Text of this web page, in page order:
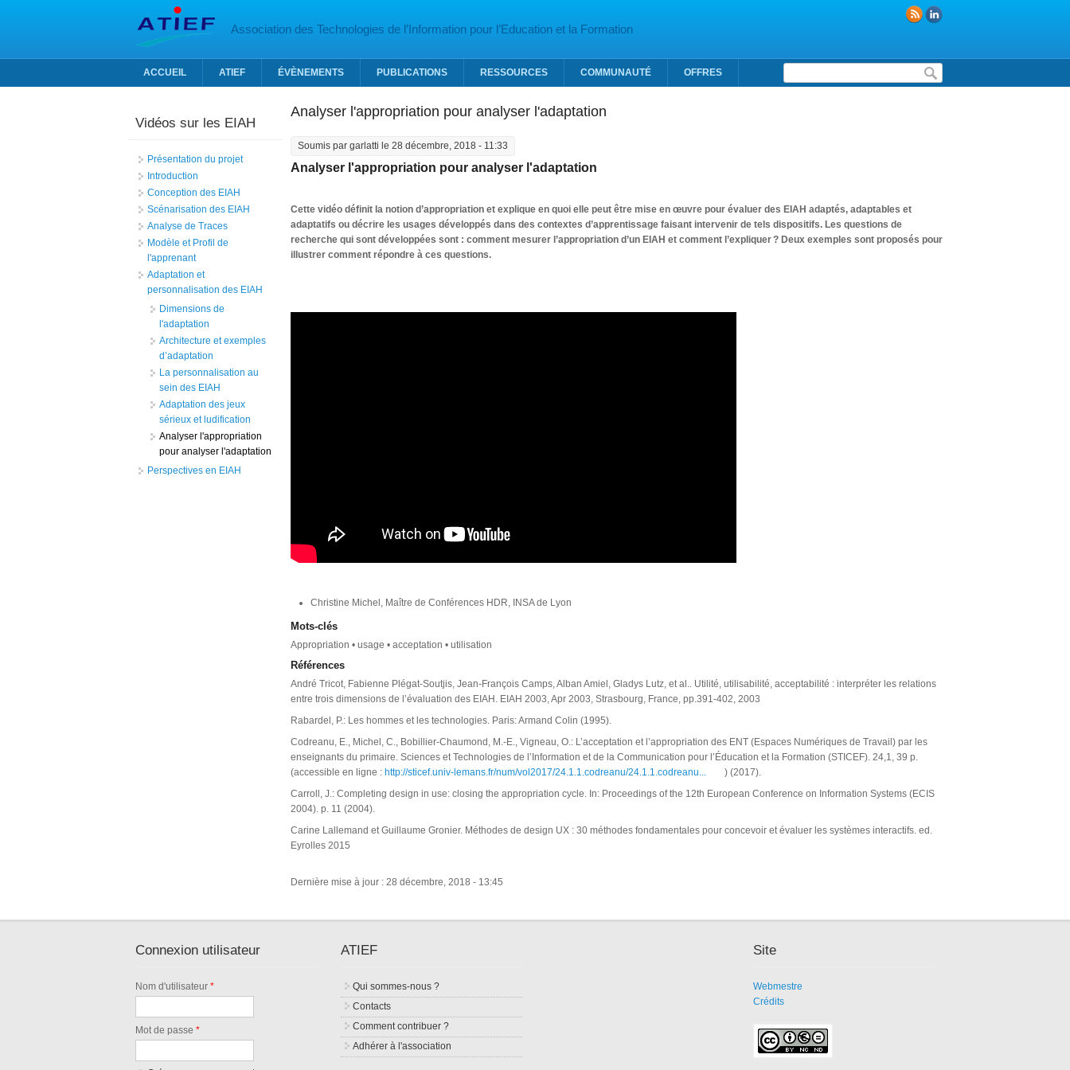
Association des Technologies de l’Information pour l’Education et la Formation
Formulaire de recherche
ACCUEIL ATIEF ÉVÈNEMENTS PUBLICATIONS RESSOURCES COMMUNAUTÉ OFFRES
Analyser l'appropriation pour analyser l'adaptation
Soumis par garlatti le 28 décembre, 2018 - 11:33
Analyser l'appropriation pour analyser l'adaptation
Cette vidéo définit la notion d’appropriation et explique en quoi elle peut être mise en œuvre pour évaluer des EIAH adaptés, adaptables et
adaptatifs ou décrire les usages développés dans des contextes d’apprentissage faisant intervenir de tels dispositifs. Les questions de
recherche qui sont développées sont : comment mesurer l’appropriation d’un EIAH et comment l’expliquer ? Deux exemples sont proposés pour
illustrer comment répondre à ces questions.
Christine Michel, Maître de Conférences HDR, INSA de Lyon
Mots-clés
Appropriation • usage • acceptation • utilisation
Références
André Tricot, Fabienne Plégat-Soutjis, Jean-François Camps, Alban Amiel, Gladys Lutz, et al.. Utilité, utilisabilité, acceptabilité : interpréter les relations
entre trois dimensions de l’évaluation des EIAH. EIAH 2003, Apr 2003, Strasbourg, France, pp.391-402, 2003
Rabardel, P.: Les hommes et les technologies. Paris: Armand Colin (1995).
Codreanu, E., Michel, C., Bobillier-Chaumond, M.-E., Vigneau, O.: L’acceptation et l’appropriation des ENT (Espaces Numériques de Travail) par les
enseignants du primaire. Sciences et Technologies de l’Information et de la Communication pour l’Éducation et la Formation (STICEF). 24,1, 39 p.
(accessible en ligne : http://sticef.univ-lemans.fr/num/vol2017/24.1.1.codreanu/24.1.1.codreanu...
) (2017).
Carroll, J.: Completing design in use: closing the appropriation cycle. In: Proceedings of the 12th European Conference on Information Systems (ECIS
2004). p. 11 (2004).
Carine Lallemand et Guillaume Gronier. Méthodes de design UX : 30 méthodes fondamentales pour concevoir et évaluer les systèmes interactifs. ed.
Eyrolles 2015
Dernière mise à jour : 28 décembre, 2018 - 13:45
Vidéos sur les EIAH
Présentation du projet
Introduction
Conception des EIAH
Scénarisation des EIAH
Analyse de Traces
Modèle et Profil de
l'apprenant
Adaptation et
personnalisation des EIAH
Dimensions de
l'adaptation
Architecture et exemples
d’adaptation
La personnalisation au
sein des EIAH
Adaptation des jeux
sérieux et ludification
Analyser l'appropriation
pour analyser l'adaptation
Perspectives en EIAH
Connexion utilisateur
Nom d'utilisateur*
Mot de passe*
ATIEF
Qui sommes-nous ?
Contacts
Comment contribuer ?
Adhérer à l'association
Site
Webmestre
Crédits